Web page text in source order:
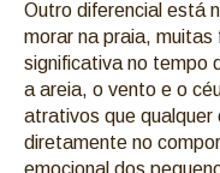
Outro diferencial está
morar na praia,
significativa no tempo
a areia, o vento e o
atrativos que qualquer
diretamente no
emocional dos